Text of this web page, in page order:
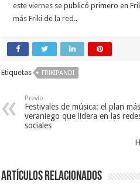
este viernes se publicó primero en
más Friki de la red..
Etiquetas FRIKIPANDI
Previo
Festivales de música: el plan más
veraniego que lidera en las
sociales
Artículos relacionados